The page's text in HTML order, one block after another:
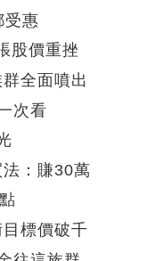
惠
股價重挫
全面噴出
次看
：賺30萬
標價破千